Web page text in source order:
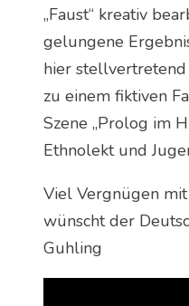
„Faust“ kreativ
gelungene
hier
zu einem fiktiven
Szene „Prolog im
Ethnolekt und
Viel Vergnügen
wünscht der
Guhling